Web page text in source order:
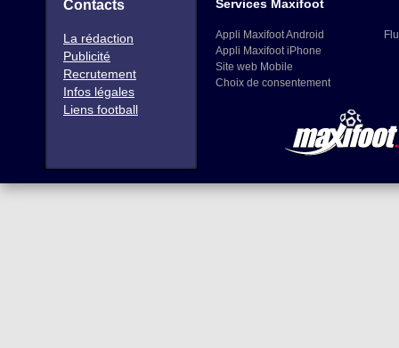
Contacts
La rédaction
Publicité
Recrutement
Infos légales
Liens football
Services Maxifoot
Appli Maxifoot Android
Appli Maxifoot iPhone
Site web Mobile
Choix de consentement